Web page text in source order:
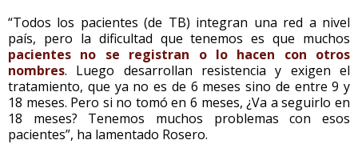
“Todos los pacientes (de TB) integran una red a nivel
país, pero la dificultad que tenemos es que muchos
pacientes no se registran o lo hacen con otros
nombres. Luego desarrollan resistencia y exigen el
tratamiento, que ya no es de 6 meses sino de entre 9 y
18 meses. Pero si no tomó en 6 meses, ¿Va a seguirlo en
18 meses? Tenemos muchos problemas con esos
pacientes”, ha lamentado Rosero.